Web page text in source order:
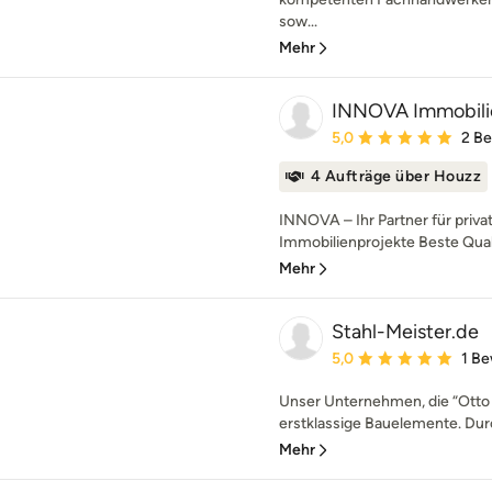
sow...
Mehr
INNOVA
Durchschnittliche
5,0 2
4 Aufträge über Houzz
INNOVA – Ihr Partner für
Immobilienprojekte Beste
Mehr
Stahl-Meister.de
Durchschnittliche
5,0 1
Unser Unternehmen, die
erstklassige Bauelemente.
Mehr